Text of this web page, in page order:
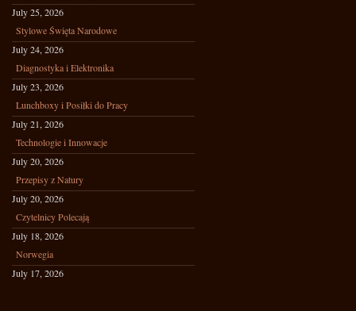
July 25, 2026
Stylowe Święta Narodowe
July 24, 2026
Diagnostyka i Elektronika
July 23, 2026
Lunchboxy i Posiłki do Pracy
July 21, 2026
Technologie i Innowacje
July 20, 2026
Przepisy z Natury
July 20, 2026
Czytelnicy Polecają
July 18, 2026
Norwegia
July 17, 2026